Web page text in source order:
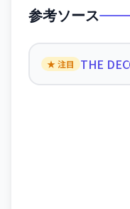
参考ソース
★ 注目 THE